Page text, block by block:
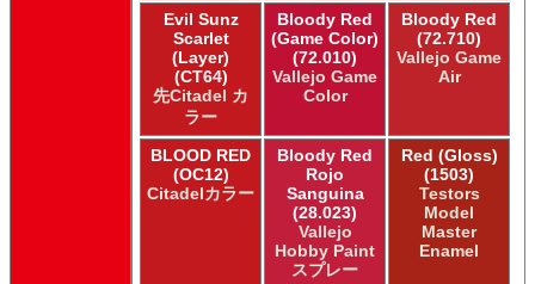
Revell of Germany Revell Email Enamel
Revell of Germany Revell スプレーカラー
Testors of Rust-Oleum Group Testors Model Master
Testors of Rust-Oleum Group Testors Model Master
The Army Painter Army Painter
The Army Painter Speedpaint
The Army Painter Warpaints Air
The Army Painter Warpaints Fanatic
The Scale Modellers Supply Master Series Paints Bones
The Scale Modellers Supply SMS
Evil Sunz
Scarlet
(Layer)
(CT64)
先Citadel カ
ラー
Bloody Red
(Game Color)
(72.010)
Vallejo Game
Color
Bloody Red
(72.710)
Vallejo Game
Air
BLOOD RED
(OC12)
Citadelカラー
Bloody Red
Rojo
Sanguina
(28.023)
Vallejo
Hobby Paint
スプレー
Red (Gloss)
(1503)
Testors
Model
Master
Enamel